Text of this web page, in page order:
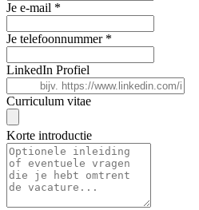
Je e-mail *
Je telefoonnummer *
LinkedIn Profiel
Curriculum vitae
Korte introductie